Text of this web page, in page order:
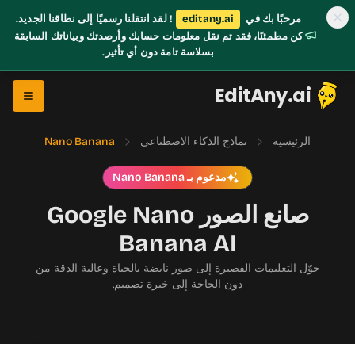
مرحبًا بك في editany.ai
! لقد انتقلنا رسميًا إلى نطاقنا الجديد.
كن مطمئنًا، فقد تم نقل معلومات حسابك وأرصدتك وبياناتك السابقة
بسلاسة تامة دون أي تأثير.
EditAny.ai
الرئيسية نماذج الذكاء الاصطناعي Nano Banana
صانع الصور Google Nano
Banana AI
مدعوم بـ Nano Banana
حوّل التعليمات القصيرة إلى صور نابضة بالحياة وعالية الدقة من
دون الحاجة إلى خبرة تصميم.